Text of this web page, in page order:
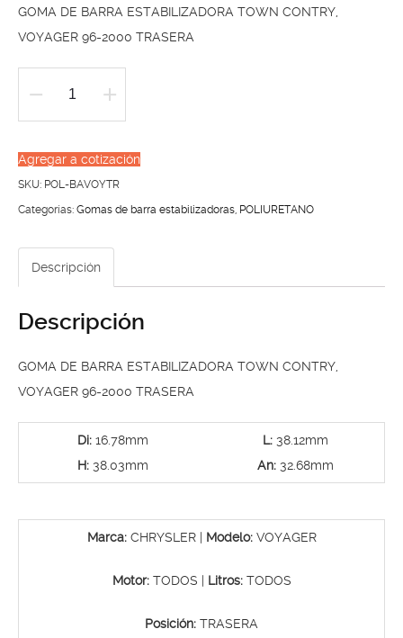
GOMA DE BARRA ESTABILIZADORA TOWN CONTRY,
VOYAGER 96-2000 TRASERA
GOMA
BARRA
ESTABILIZADORA
TOWN
TRASERA
Agregar a cotización
SKU: POL-BAVOYTR
Categorías: Gomas de barra estabilizadoras, POLIURETANO
Descripción
Descripción
GOMA DE BARRA ESTABILIZADORA TOWN CONTRY,
VOYAGER 96-2000 TRASERA
Di:16.78mm
H:38.03mm
L:38.12mm
An:32.68mm
Marca:CHRYSLER | Modelo: VOYAGER
Motor:TODOS | Litros:TODOS
Posición: TRASERA